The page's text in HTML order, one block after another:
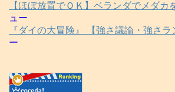
【ほぼ放置でＯＫ】ベランダでメダカ
ュー
『ダイの大冒険』 【強さ議論・強さラ
ー